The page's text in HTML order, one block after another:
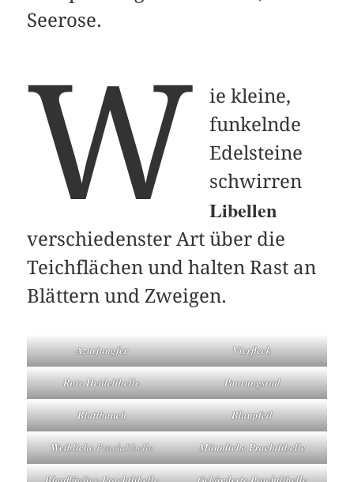
Seerose.
W
ie kleine,
funkelnde
Edelsteine
schwirren
Libellen
verschiedenster Art über die
Teichflächen und halten Rast an
Blättern und Zweigen.
Azurjungfer Vierfleck
Rote Heidelibelle Paarungsrad
Blattbauch Blaupfeil
WeiblichePrachtlibelle Männliche Prachtlibelle